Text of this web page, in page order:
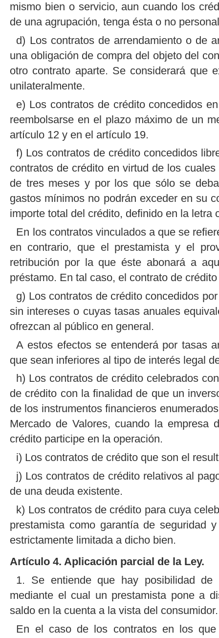
mismo bien o servicio, aun cuando los
de una agrupación, tenga ésta o no
d) Los contratos de arrendamiento o de
una obligación de compra del objeto del
otro contrato aparte. Se considerará que
unilateralmente.
e) Los contratos de crédito concedidos
reembolsarse en el plazo máximo de un
artículo 12 y en el artículo 19.
f) Los contratos de crédito concedidos
contratos de crédito en virtud de los
de tres meses y por los que sólo se
gastos mínimos no podrán exceder en su
importe total del crédito, definido en la letra
En los contratos vinculados a que se
en contrario, que el prestamista y el
retribución por la que éste abonará a
préstamo. En tal caso, el contrato de
g) Los contratos de crédito concedidos
sin intereses o cuyas tasas anuales
ofrezcan al público en general.
A estos efectos se entenderá por tasas
que sean inferiores al tipo de interés legal
h) Los contratos de crédito celebrados
de crédito con la finalidad de que un
de los instrumentos financieros
Mercado de Valores, cuando la
crédito participe en la operación.
i) Los contratos de crédito que son el
j) Los contratos de crédito relativos al
de una deuda existente.
k) Los contratos de crédito para cuya
prestamista como garantía de seguridad
estrictamente limitada a dicho bien.
Artículo 4. Aplicación parcial de la Ley.
1. Se entiende que hay posibilidad de
mediante el cual un prestamista pone a
saldo en la cuenta a la vista del consumidor.
En el caso de los contratos en los